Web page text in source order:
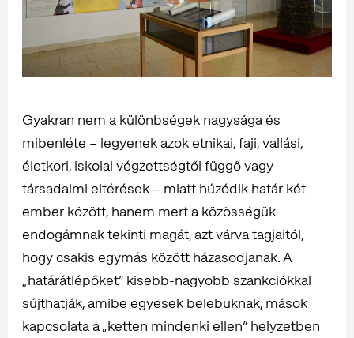
Gyakran nem a különbségek nagysága és
mibenléte – legyenek azok etnikai, faji, vallási,
életkori, iskolai végzettségtől függő vagy
társadalmi eltérések – miatt húzódik határ két
ember között, hanem mert a közösségük
endogámnak tekinti magát, azt várva tagjaitól,
hogy csakis egymás között házasodjanak. A
„határátlépőket” kisebb-nagyobb szankciókkal
sújthatják, amibe egyesek belebuknak, mások
kapcsolata a „ketten mindenki ellen” helyzetben